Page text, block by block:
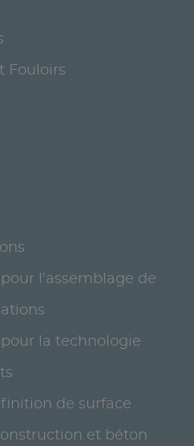
Fouloirs
l'assemblage de
la technologie
finition de surface
et béton